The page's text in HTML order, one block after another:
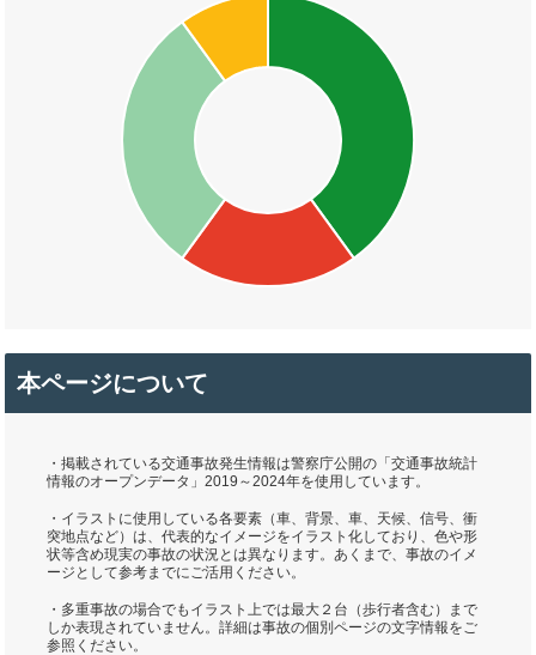
本ページについて
・掲載されている交通事故発生情報は警察庁公開の「交通事故統計
情報のオープンデータ」2019～2024年を使用しています。
・イラストに使用している各要素（車、背景、車、天候、信号、衝
突地点など）は、代表的なイメージをイラスト化しており、色や形
状等含め現実の事故の状況とは異なります。あくまで、事故のイメ
ージとして参考までにご活用ください。
・多重事故の場合でもイラスト上では最大２台（歩行者含む）まで
しか表現されていません。詳細は事故の個別ページの文字情報をご
参照ください。